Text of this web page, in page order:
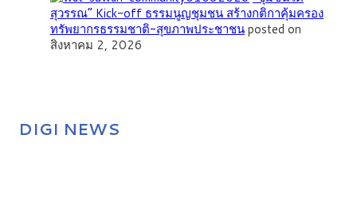
สุวรรณ” Kick-off ธรรมนูญชุมชน สร้างกติกาคุ้มครอง
ทรัพยากรธรรมชาติ-สุขภาพประชาชนposted on
สิงหาคม 2, 2026
DIGI NEWS